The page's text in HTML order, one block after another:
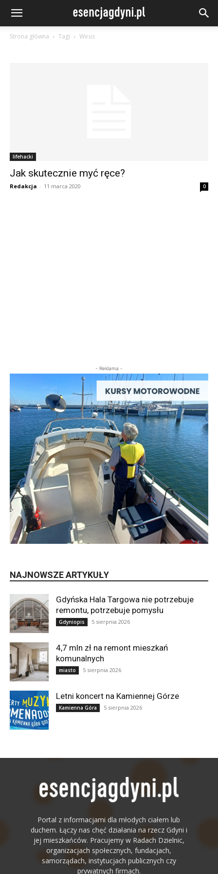
Strona główna Tagi Wirus
lifehacki
Jak skutecznie myć ręce?
Redakcja - 11 marca 2020 0
- Reklama -
NAJNOWSZE ARTYKUŁY
Gdyńska Hala Targowa nie potrzebuje
remontu, potrzebuje pomysłu
Gdyniopis 5 sierpnia 2026
4,7 mln zł na remont mieszkań
komunalnych
miasto 5 sierpnia 2026
Letni koncert na Kamiennej Górze
Kamienna Góra 5 sierpnia 2026
Portal z informacjami dla młodych ciałem lub
duchem. Łączy nas chęć działania na rzecz Gdyni i
jej mieszkańców. Pracujemy w Radach Dzielnic,
organizacjach społecznych, fundacjach,
samorządach, instytucjach publicznych czy
prywatnych firmach.